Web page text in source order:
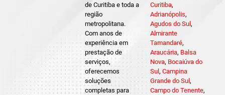
de Curitiba e toda a
região
metropolitana.
Com anos de
experiência em
prestação de
serviços,
oferecemos
soluções
completas para
Curitiba,
Adrianópolis,
Agudos do Sul ,
Almirante
Tamandaré,
Araucária, Balsa
Nova, Bocaiúva do
Sul , Campina
Grande do Sul ,
Campo do Tenente,